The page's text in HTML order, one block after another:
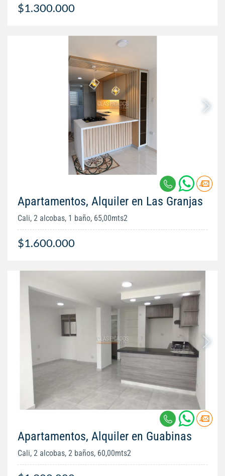
$1.300.000
Apartamentos, Alquiler en Las Granjas
Cali, 2 alcobas, 1 baño, 65,00mts2
$1.600.000
Apartamentos, Alquiler en Guabinas
Cali, 2 alcobas, 2 baños, 60,00mts2